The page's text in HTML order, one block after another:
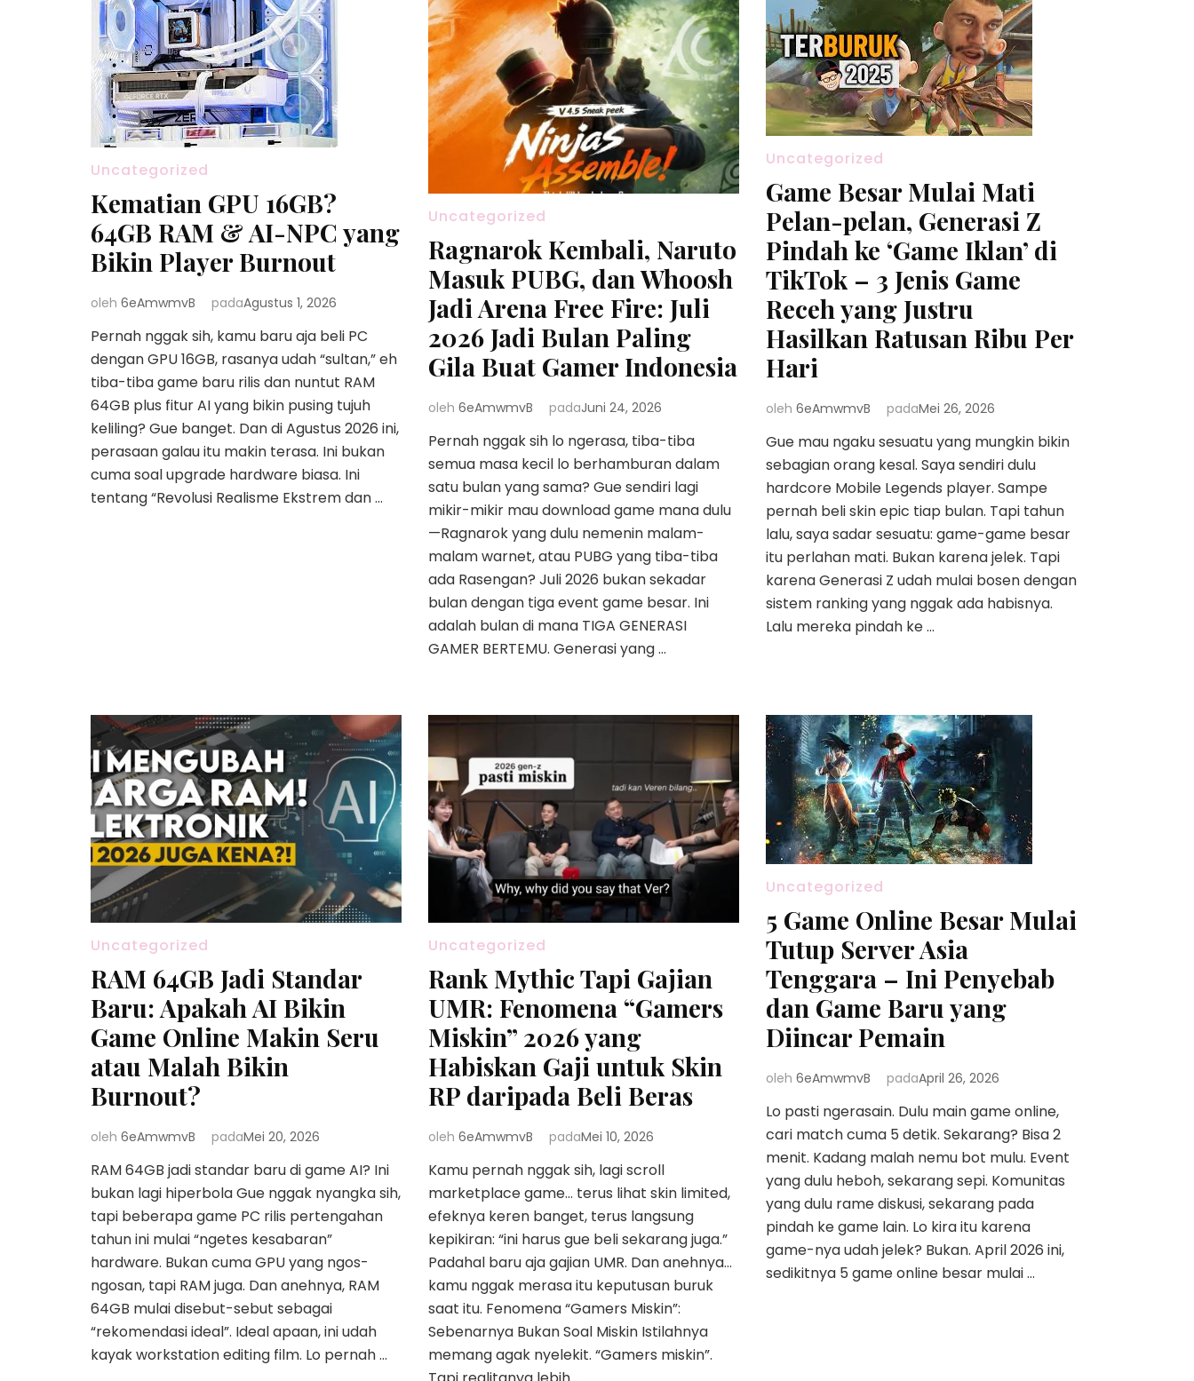
Uncategorized
Kematian GPU 16GB?
64GB RAM & AI-NPC yang
Bikin Player Burnout
oleh 6eAmwmvB padaAgustus 1, 2026
Pernah nggak sih, kamu baru aja beli PC
dengan GPU 16GB, rasanya udah “sultan,” eh
tiba-tiba game baru rilis dan nuntut RAM
64GB plus fitur AI yang bikin pusing tujuh
keliling? Gue banget. Dan di Agustus 2026 ini,
perasaan galau itu makin terasa. Ini bukan
cuma soal upgrade hardware biasa. Ini
tentang “Revolusi Realisme Ekstrem dan …
Uncategorized
Ragnarok Kembali, Naruto
Masuk PUBG, dan Whoosh
Jadi Arena Free Fire: Juli
2026 Jadi Bulan Paling
Gila Buat Gamer Indonesia
oleh 6eAmwmvB padaJuni 24, 2026
Pernah nggak sih lo ngerasa, tiba-tiba
semua masa kecil lo berhamburan dalam
satu bulan yang sama? Gue sendiri lagi
mikir-mikir mau download game mana dulu
—Ragnarok yang dulu nemenin malam-
malam warnet, atau PUBG yang tiba-tiba
ada Rasengan? Juli 2026 bukan sekadar
bulan dengan tiga event game besar. Ini
adalah bulan di mana TIGA GENERASI
GAMER BERTEMU. Generasi yang …
Uncategorized
Game Besar Mulai Mati
Pelan-pelan, Generasi Z
Pindah ke ‘Game Iklan’ di
TikTok – 3 Jenis Game
Receh yang Justru
Hasilkan Ratusan Ribu Per
Hari
oleh 6eAmwmvB padaMei 26, 2026
Gue mau ngaku sesuatu yang mungkin bikin
sebagian orang kesal. Saya sendiri dulu
hardcore Mobile Legends player. Sampe
pernah beli skin epic tiap bulan. Tapi tahun
lalu, saya sadar sesuatu: game-game besar
itu perlahan mati. Bukan karena jelek. Tapi
karena Generasi Z udah mulai bosen dengan
sistem ranking yang nggak ada habisnya.
Lalu mereka pindah ke …
Uncategorized
RAM 64GB Jadi Standar
Baru: Apakah AI Bikin
Game Online Makin Seru
atau Malah Bikin
Burnout?
oleh 6eAmwmvB padaMei 20, 2026
RAM 64GB jadi standar baru di game AI? Ini
bukan lagi hiperbola Gue nggak nyangka sih,
tapi beberapa game PC rilis pertengahan
tahun ini mulai “ngetes kesabaran”
hardware. Bukan cuma GPU yang ngos-
ngosan, tapi RAM juga. Dan anehnya, RAM
64GB mulai disebut-sebut sebagai
“rekomendasi ideal”. Ideal apaan, ini udah
kayak workstation editing film. Lo pernah …
Uncategorized
Rank Mythic Tapi Gajian
UMR: Fenomena “Gamers
Miskin” 2026 yang
Habiskan Gaji untuk Skin
RP daripada Beli Beras
oleh 6eAmwmvB padaMei 10, 2026
Kamu pernah nggak sih, lagi scroll
marketplace game… terus lihat skin limited,
efeknya keren banget, terus langsung
kepikiran: “ini harus gue beli sekarang juga.”
Padahal baru aja gajian UMR. Dan anehnya…
kamu nggak merasa itu keputusan buruk
saat itu. Fenomena “Gamers Miskin”:
Sebenarnya Bukan Soal Miskin Istilahnya
memang agak nyelekit. “Gamers miskin”.
Uncategorized
5 Game Online Besar Mulai
Tutup Server Asia
Tenggara – Ini Penyebab
dan Game Baru yang
Diincar Pemain
oleh 6eAmwmvB padaApril 26, 2026
Lo pasti ngerasain. Dulu main game online,
cari match cuma 5 detik. Sekarang? Bisa 2
menit. Kadang malah nemu bot mulu. Event
yang dulu heboh, sekarang sepi. Komunitas
yang dulu rame diskusi, sekarang pada
pindah ke game lain. Lo kira itu karena
game-nya udah jelek? Bukan. April 2026 ini,
sedikitnya 5 game online besar mulai …